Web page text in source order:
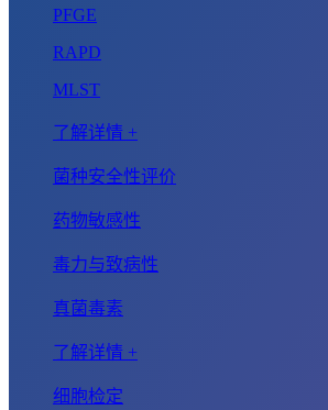
PFGE
RAPD
MLST
了解详情 +
菌种安全性评价
药物敏感性
毒力与致病性
真菌毒素
了解详情 +
细胞检定